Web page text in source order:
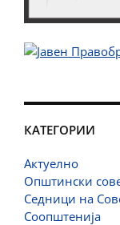
КАТЕГОРИИ
Актуелно
Општински
Седници на
Соопштенија